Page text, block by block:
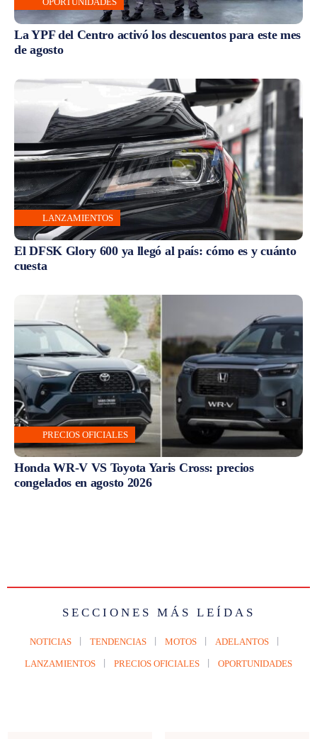
La YPF del Centro activó los descuentos para este mes
de agosto
LANZAMIENTOS
El DFSK Glory 600 ya llegó al país: cómo es y cuánto
cuesta
PRECIOS OFICIALES
Honda WR-V VS Toyota Yaris Cross: precios
congelados en agosto 2026
SECCIONES MÁS LEÍDAS
NOTICIAS TENDENCIAS MOTOS ADELANTOS
LANZAMIENTOS PRECIOS OFICIALES OPORTUNIDADES